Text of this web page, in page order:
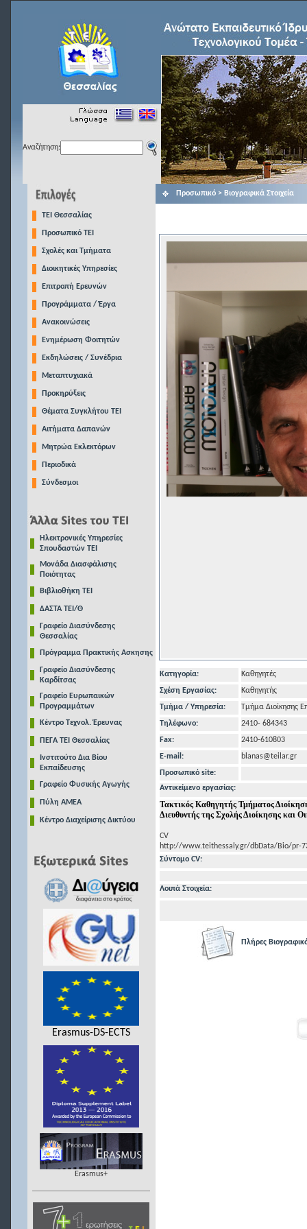
Αναζήτηση:
TEI Θεσσαλίας
Προσωπικό ΤΕΙ
Σχολές και Τμήματα
Διοικητικές Υπηρεσίες
Επιτροπή Ερευνών
Προγράμματα / Έργα
Ανακοινώσεις
Ενημέρωση Φοιτητών
Εκδηλώσεις / Συνέδρια
Μεταπτυχιακά
Προκηρύξεις
Θέματα Συγκλήτου ΤΕΙ
Αιτήματα Δαπανών
Μητρώα Εκλεκτόρων
Περιοδικά
Σύνδεσμοι
Ηλεκτρονικές Υπηρεσίες
Σπουδαστών ΤΕΙ
Μονάδα Διασφάλισης
Ποιότητας
Βιβλιοθήκη ΤΕΙ
ΔΑΣΤΑ ΤΕΙ/Θ
Γραφείο Διασύνδεσης
Θεσσαλίας
Πρόγραμμα Πρακτικής Ασκησης
Γραφείο Διασύνδεσης
Καρδίτσας
Γραφείο Ευρωπαικών
Προγραμμάτων
Κέντρο Τεχνολ. Έρευνας
ΠΕΓΑ ΤΕΙ Θεσσαλίας
Ινστιτούτο Δια Βίου
Εκπαίδευσης
Γραφείο Φυσικής Αγωγής
Πύλη ΑΜΕΑ
Κέντρο Διαχείρισης Δικτύου
Erasmus-DS-ECTS
Erasmus+
Προσωπικό > Βιογραφικά Στοιχεία
Κατηγορία:
Καθηγητές
Σχέση Εργασίας:
Καθηγητής
Τμήμα / Υπηρεσία:
Τμήμα Διοίκησης
Τηλέφωνo:
2410- 684343
Fax:
2410-610803
E-mail:
blanas@teilar.gr
Προσωπικό site:
Αντικείμενο εργασίας:
Τακτικός Καθηγητής Τμήματος
Διευθυντής της Σχολής Διοίκησης και
CV
http://www.teithessaly.gr/dbData/Bio/pr-
Σύντομο CV:
Λοιπά Στοιχεία:
Πλήρες